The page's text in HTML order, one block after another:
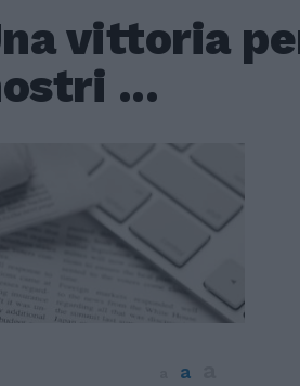
vittoria
...
a